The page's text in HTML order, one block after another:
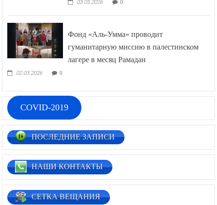
03.05.2026 0
Фонд «Аль-Умма» проводит
гуманитарную миссию в палестинском
лагере в месяц Рамадан
02.03.2026 0
COVID-2019
ПОСЛЕДНИЕ ЗАПИСИ
НАШИ КОНТАКТЫ
СЕТКА ВЕЩАНИЯ